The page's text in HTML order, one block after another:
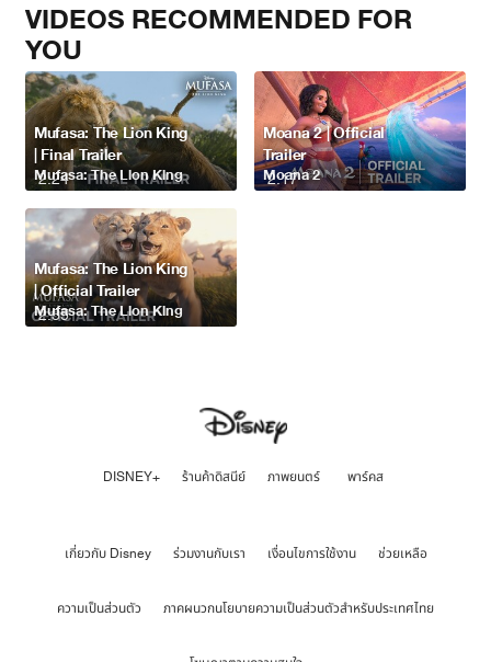
VIDEOS RECOMMENDED FOR
YOU
2:24
Mufasa: The Lion King
| Final Trailer
Mufasa: The Lion King 2:17
Moana 2 | Official
Trailer
Moana 2
2:35
Mufasa: The Lion King
| Official Trailer
Mufasa: The Lion King
DISNEY+ ร้านค้าดิสนีย์ ภาพยนตร์ พาร์คส
เกี่ยวกับ Disney ร่วมงานกับเรา เงื่อนไขการใช้งาน ช่วยเหลือ
ความเป็นส่วนตัว ภาคผนวกนโยบายความเป็นส่วนตัวสำหรับประเทศไทย